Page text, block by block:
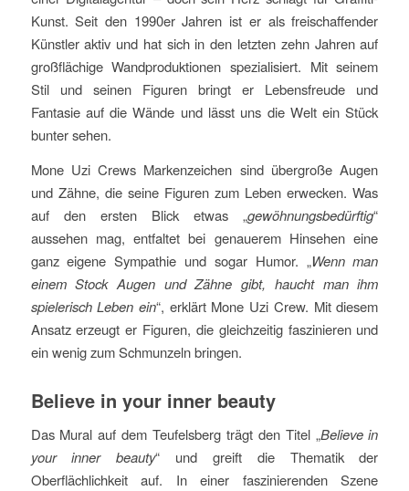
Kunst. Seit den 1990er Jahren ist er als freischaffender
Künstler aktiv und hat sich in den letzten zehn Jahren auf
großflächige Wandproduktionen spezialisiert. Mit seinem
Stil und seinen Figuren bringt er Lebensfreude und
Fantasie auf die Wände und lässt uns die Welt ein Stück
bunter sehen.
Mone Uzi Crews Markenzeichen sind übergroße Augen
und Zähne, die seine Figuren zum Leben erwecken. Was
auf den ersten Blick etwas „gewöhnungsbedürftig“
aussehen mag, entfaltet bei genauerem Hinsehen eine
ganz eigene Sympathie und sogar Humor. „Wenn man
einem Stock Augen und Zähne gibt, haucht man ihm
spielerisch Leben ein“, erklärt Mone Uzi Crew. Mit diesem
Ansatz erzeugt er Figuren, die gleichzeitig faszinieren und
ein wenig zum Schmunzeln bringen.
Believe in your inner beauty
Das Mural auf dem Teufelsberg trägt den Titel „Believe in
your inner beauty“ und greift die Thematik der
Oberflächlichkeit auf. In einer faszinierenden Szene